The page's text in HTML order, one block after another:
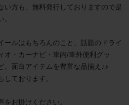
い方も、無料発行しておりますので是
ールはもちろんのこと、話題のドライ
オ・カーナビ・車内/車外便利グッ
、面白アイテムを豊富な品揃え♪♪
ております。
をお掛けください。